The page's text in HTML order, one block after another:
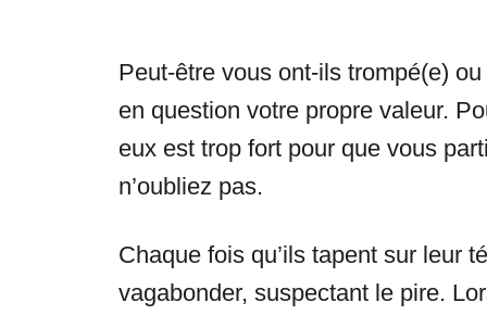
Peut-être vous ont-ils trompé(e)
en question votre propre valeur.
eux est trop fort pour que vous
n’oubliez pas.
Chaque fois qu’ils tapent sur leur
vagabonder, suspectant le pire.